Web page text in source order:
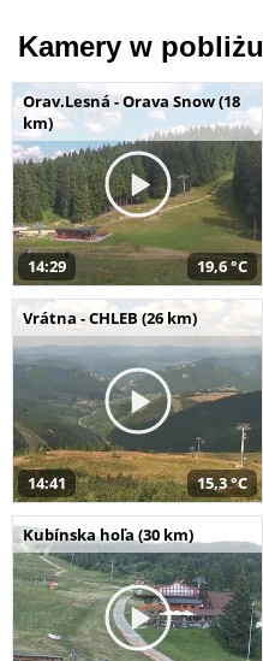
Kamery w pobliżu
Orav.Lesná - Orava Snow (18
km)
14:29 19,6 °C
Vrátna - CHLEB (26 km)
14:41 15,3 °C
Kubínska hoľa (30 km)